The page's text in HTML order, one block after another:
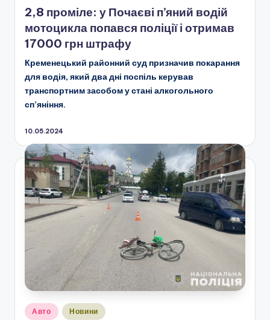
2,8 проміле: у Почаєві п’яний водій
мотоцикла попався поліції і отримав
17000 грн штрафу
Кременецький районний суд призначив покарання
для водія, який два дні поспіль керував
транспортним засобом у стані алкогольного
сп’яніння.
10.05.2024
Опубліковано
Авто Новини